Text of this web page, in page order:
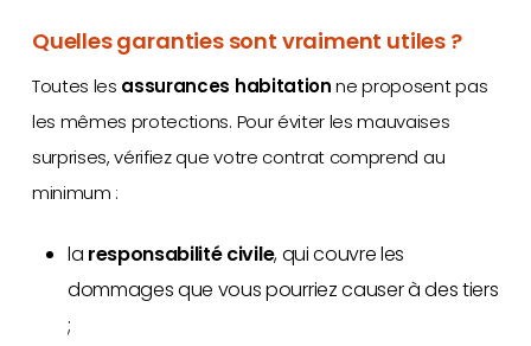
Quelles garanties sont vraiment utiles ?
Toutes les assurances habitationne proposent pas
les mêmes protections. Pour éviter les mauvaises
surprises, vérifiez que votre contrat comprend au
minimum :
la responsabilité civile, qui couvre les
dommages que vous pourriez causer à des tiers
;